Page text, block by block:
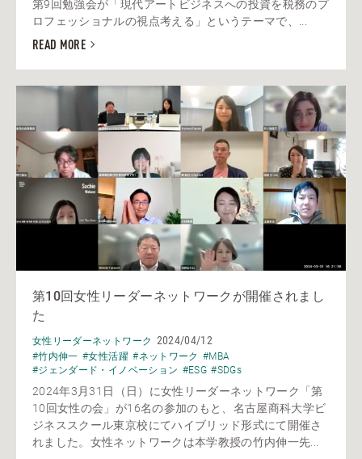
第9回勉強会が「現代アートビジネスへの投資を税務のプ
ロフェッショナルの視点考える」というテーマで、...
READ MORE
第10回女性リーダーネットワークが開催されまし
た
女性リーダーネットワーク 2024/04/12
#竹内伸一 #女性活躍 #ネットワーク #MBA
#ジェンダード・イノベーション #ESG #SDGs
2024年3月31日（日）に女性リーダーネットワーク「第
10回女性の会」が16名の参加のもと、名古屋商科大学ビ
ジネススクール東京校にてハイブリッド形式にて開催さ
れました。女性ネットワークは本学教授の竹内伸一先...